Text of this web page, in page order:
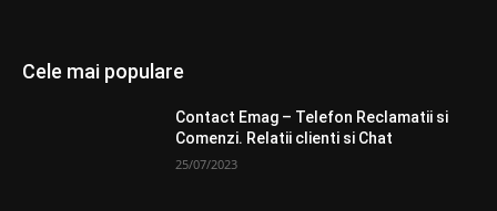
Cele mai populare
Contact Emag – Telefon Reclamatii si
Comenzi. Relatii clienti si Chat
25/07/2023